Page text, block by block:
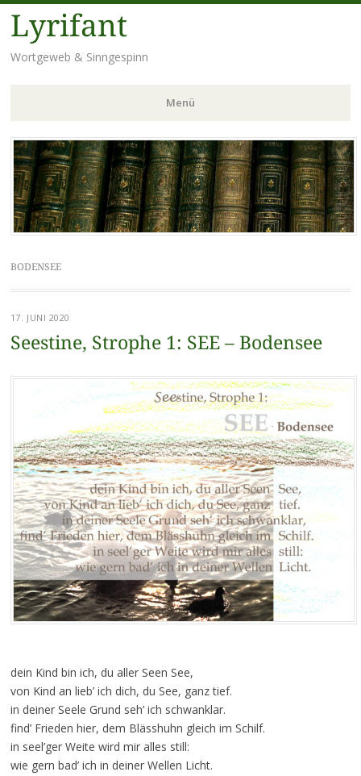
Lyrifant
Wortgeweb & Sinngespinn
Menü
Zum
Inhalt
springen
BODENSEE
17. JUNI 2020
Seestine, Strophe 1: SEE – Bodensee
dein Kind bin ich, du aller Seen See,
von Kind an lieb’ ich dich, du See, ganz tief.
in deiner Seele Grund seh’ ich schwanklar.
find’ Frieden hier, dem Blässhuhn gleich im Schilf.
in seel’ger Weite wird mir alles still:
wie gern bad’ ich in deiner Wellen Licht.